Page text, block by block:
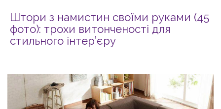
Штори з намистин своїми руками (45
фото): трохи витонченості для
стильного інтер’єру